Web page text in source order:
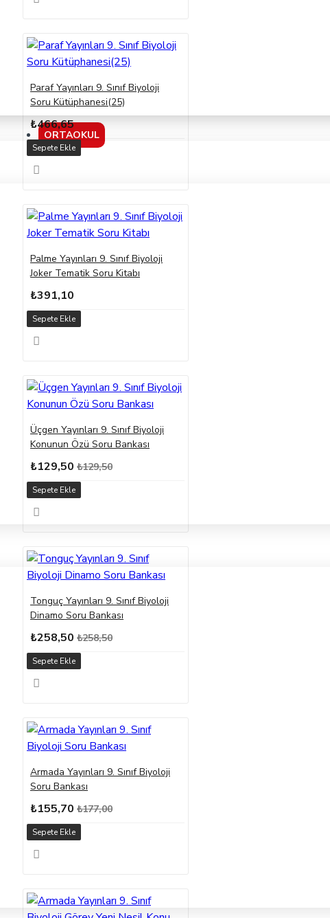
ORTAOKUL
Paraf Yayınları 9. Sınıf Biyoloji
Soru Kütüphanesi(25)
₺466,65
Sepete Ekle
Palme Yayınları 9. Sınıf Biyoloji
Joker Tematik Soru Kitabı
₺391,10
Sepete Ekle
Üçgen Yayınları 9. Sınıf Biyoloji
Konunun Özü Soru Bankası
₺129,50 ₺129,50
Sepete Ekle
Tonguç Yayınları 9. Sınıf Biyoloji
Dinamo Soru Bankası
₺258,50 ₺258,50
Sepete Ekle
Armada Yayınları 9. Sınıf Biyoloji
Soru Bankası
₺155,70 ₺177,00
Sepete Ekle